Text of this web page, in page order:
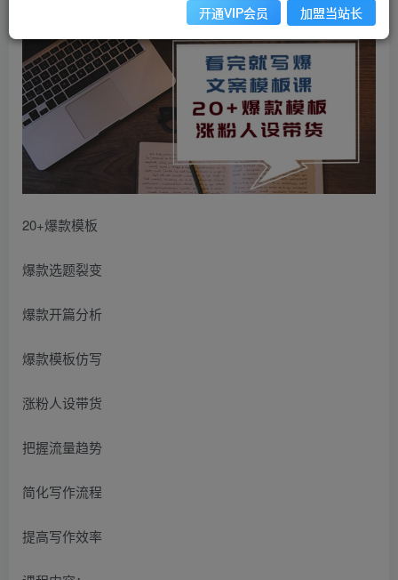
20+爆款模板
爆款选题裂变
爆款开篇分析
爆款模板仿写
涨粉人设带货
把握流量趋势
简化写作流程
提高写作效率
开通VIP会员 加盟当站长